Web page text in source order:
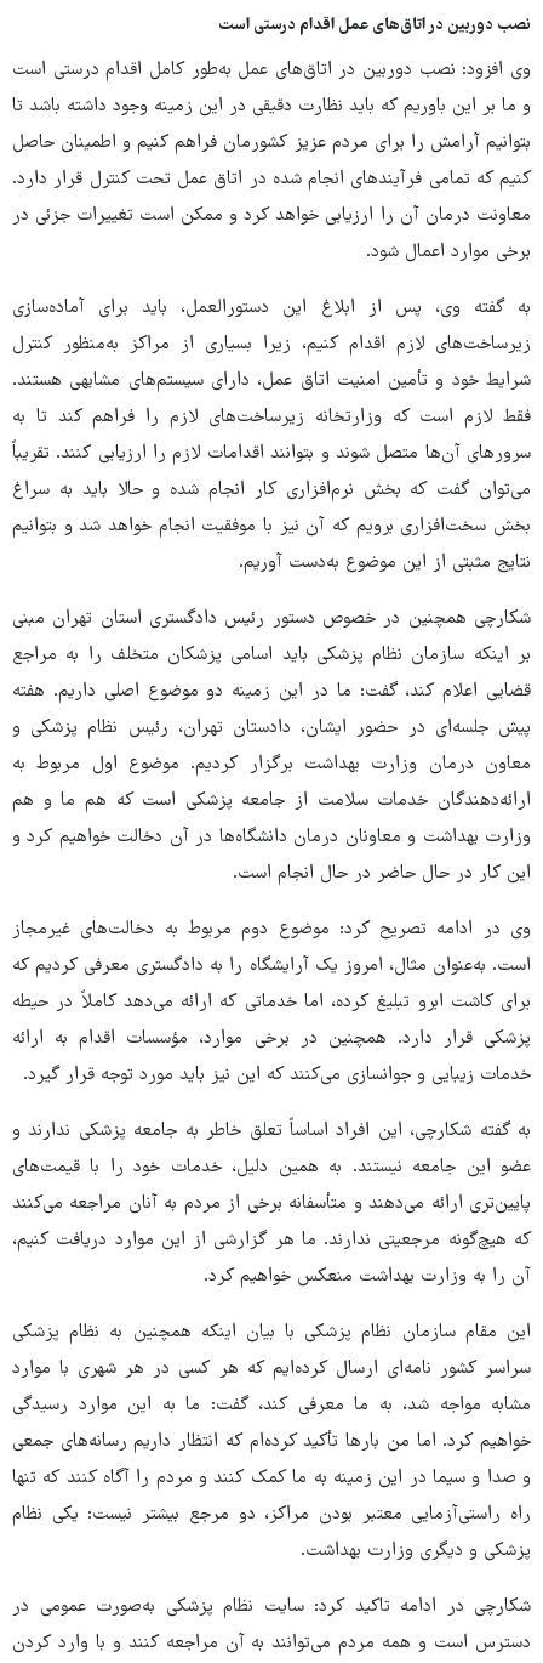
نصب دوربین در اتاق‌های عمل اقدام درستی است
وی افزود: نصب دوربین در اتاق‌های عمل به‌طور کامل اقدام درستی است
و ما بر این باوریم که باید نظارت دقیقی در این زمینه وجود داشته باشد تا
بتوانیم آرامش را برای مردم عزیز کشورمان فراهم کنیم و اطمینان حاصل
کنیم که تمامی فرآیندهای انجام شده در اتاق عمل تحت کنترل قرار دارد.
معاونت درمان آن را ارزیابی خواهد کرد و ممکن است تغییرات جزئی در
برخی موارد اعمال شود.
به گفته وی، پس از ابلاغ این دستورالعمل، باید برای آماده‌سازی
زیرساخت‌های لازم اقدام کنیم، زیرا بسیاری از مراکز به‌منظور کنترل
شرایط خود و تأمین امنیت اتاق عمل، دارای سیستم‌های مشابهی هستند.
فقط لازم است که وزارتخانه زیرساخت‌های لازم را فراهم کند تا به
سرورهای آن‌ها متصل شوند و بتوانند اقدامات لازم را ارزیابی کنند. تقریباً
می‌توان گفت که بخش نرم‌افزاری کار انجام شده و حالا باید به سراغ
بخش سخت‌افزاری برویم که آن نیز با موفقیت انجام خواهد شد و بتوانیم
نتایج مثبتی از این موضوع به‌دست آوریم.
شکارچی همچنین در خصوص دستور رئیس دادگستری استان تهران مبنی
بر اینکه سازمان نظام پزشکی باید اسامی پزشکان متخلف را به مراجع
قضایی اعلام کند، گفت: ما در این زمینه دو موضوع اصلی داریم. هفته
پیش جلسه‌ای در حضور ایشان، دادستان تهران، رئیس نظام پزشکی و
معاون درمان وزارت بهداشت برگزار کردیم. موضوع اول مربوط به
ارائه‌دهندگان خدمات سلامت از جامعه پزشکی است که هم ما و هم
وزارت بهداشت و معاونان درمان دانشگاه‌ها در آن دخالت خواهیم کرد و
این کار در حال حاضر در حال انجام است.
وی در ادامه تصریح کرد: موضوع دوم مربوط به دخالت‌های غیرمجاز
است. به‌عنوان مثال، امروز یک آرایشگاه را به دادگستری معرفی کردیم که
برای کاشت ابرو تبلیغ کرده، اما خدماتی که ارائه می‌دهد کاملاً در حیطه
پزشکی قرار دارد. همچنین در برخی موارد، مؤسسات اقدام به ارائه
خدمات زیبایی و جوانسازی می‌کنند که این نیز باید مورد توجه قرار گیرد.
به گفته شکارچی، این افراد اساساً تعلق خاطر به جامعه پزشکی ندارند و
عضو این جامعه نیستند. به همین دلیل، خدمات خود را با قیمت‌های
پایین‌تری ارائه می‌دهند و متأسفانه برخی از مردم به آنان مراجعه می‌کنند
که هیچ‌گونه مرجعیتی ندارند. ما هر گزارشی از این موارد دریافت کنیم،
آن را به وزارت بهداشت منعکس خواهیم کرد.
این مقام سازمان نظام پزشکی با بیان اینکه همچنین به نظام پزشکی
سراسر کشور نامه‌ای ارسال کرده‌ایم که هر کسی در هر شهری با موارد
مشابه مواجه شد، به ما معرفی کند، گفت: ما به این موارد رسیدگی
خواهیم کرد. اما من بارها تأکید کرده‌ام که انتظار داریم رسانه‌های جمعی
و صدا و سیما در این زمینه به ما کمک کنند و مردم را آگاه کنند که تنها
راه راستی‌آزمایی معتبر بودن مراکز، دو مرجع بیشتر نیست: یکی نظام
پزشکی و دیگری وزارت بهداشت.
شکارچی در ادامه تاکید کرد: سایت نظام پزشکی به‌صورت عمومی در
دسترس است و همه مردم می‌توانند به آن مراجعه کنند و با وارد کردن